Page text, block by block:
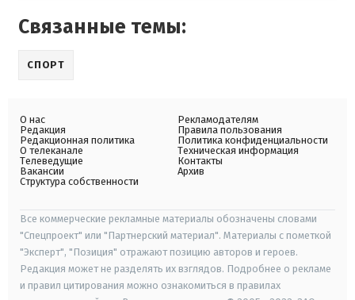
Связанные темы:
СПОРТ
О нас
Редакция
Редакционная политика
О телеканале
Телеведущие
Вакансии
Структура собственности
Рекламодателям
Правила пользования
Политика конфиденциальности
Техническая информация
Контакты
Архив
Все коммерческие рекламные материалы обозначены словами
"Спецпроект" или "Партнерский материал". Материалы с пометкой
"Эксперт", "Позиция" отражают позицию авторов и героев.
Редакция может не разделять их взглядов. Подробнее о рекламе
и правил цитирования можно ознакомиться в правилах